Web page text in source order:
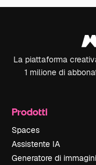
La piattaforma
1 milione di
Prodotti
Spaces
Assistente IA
Generatore di